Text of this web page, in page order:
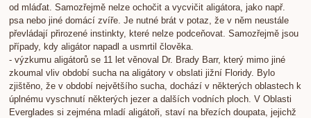
od mláďat. Samozřejmě nelze ochočit a vycvičit aligátora, jako např.
psa nebo jiné domácí zvíře. Je nutné brát v potaz, že v něm neustále
převládají přirozené instinkty, které nelze podceňovat. Samozřejmě jsou
případy, kdy aligátor napadl a usmrtil člověka.
- výzkumu aligátorů se 11 let věnoval Dr. Brady Barr, který mimo jiné
zkoumal vliv období sucha na aligátory v obslati jižní Floridy. Bylo
zjištěno, že v období největšího sucha, dochází v některých oblastech k
úplnému vyschnutí některých jezer a dalších vodních ploch. V Oblasti
Everglades si zejména mladí aligátoři, staví na březích doupata, jejichž